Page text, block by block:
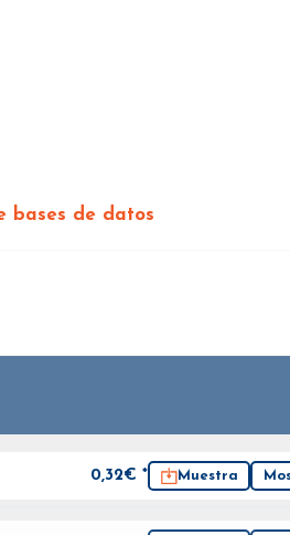
bases de datos
0,32€ * Muestra